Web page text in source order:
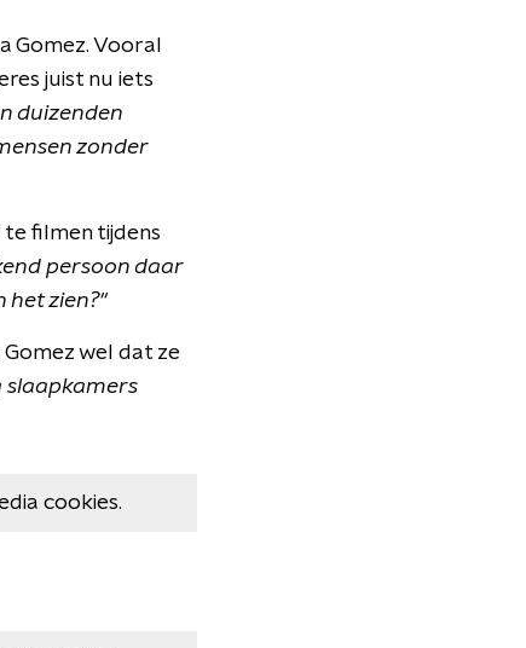
Gomez. Vooral
juist nu iets
duizenden
zonder
filmen tijdens
persoon daar
het zien?"
Gomez wel dat ze
slaapkamers
cookies.